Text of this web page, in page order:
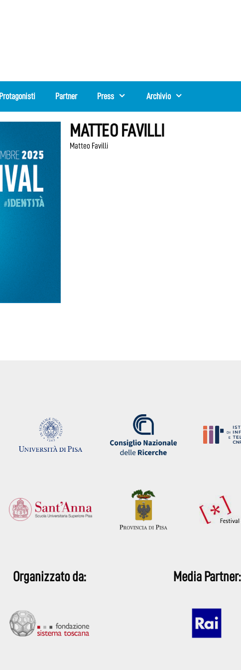
Protagonisti Partner Press Archivio
MATTEO FAVILLI
Matteo Favilli
Organizzato da: Media Partner: